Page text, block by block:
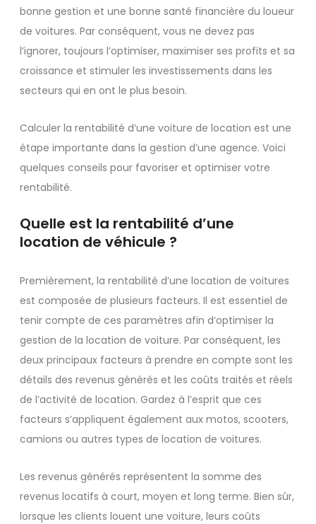
bonne gestion et une bonne santé financière du loueur
de voitures. Par conséquent, vous ne devez pas
l’ignorer, toujours l’optimiser, maximiser ses profits et sa
croissance et stimuler les investissements dans les
secteurs qui en ont le plus besoin.
Calculer la rentabilité d’une voiture de location est une
étape importante dans la gestion d’une agence. Voici
quelques conseils pour favoriser et optimiser votre
rentabilité.
Quelle est la rentabilité d’une
location de véhicule ?
Premièrement, la rentabilité d’une location de voitures
est composée de plusieurs facteurs. Il est essentiel de
tenir compte de ces paramètres afin d’optimiser la
gestion de la location de voiture. Par conséquent, les
deux principaux facteurs à prendre en compte sont les
détails des revenus générés et les coûts traités et réels
de l’activité de location. Gardez à l’esprit que ces
facteurs s’appliquent également aux motos, scooters,
camions ou autres types de location de voitures.
Les revenus générés représentent la somme des
revenus locatifs à court, moyen et long terme. Bien sûr,
lorsque les clients louent une voiture, leurs coûts